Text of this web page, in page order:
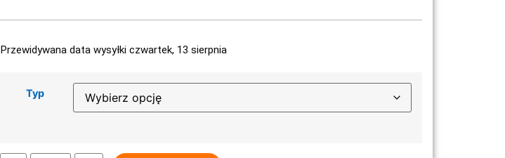
Przewidywana data wysyłki czwartek, 13 sierpnia
Typ